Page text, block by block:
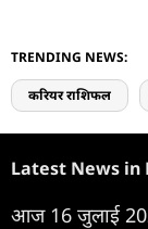
TRENDING NEWS:
करियर राशिफल
Latest News in
आज 16 जुलाई